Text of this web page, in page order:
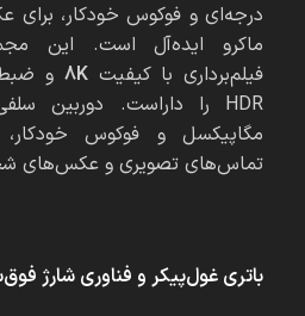
درجه‌ای و فوکوس خودکار، برای
ماکرو ایده‌آل است. این
فیلم‌برداری با کیفیت8K و ضبط
مگاپیکسل و فوکوس خودکار،
تماس‌های تصویری و عکس‌های
باتری غول‌پیکر و فناوری شارژ